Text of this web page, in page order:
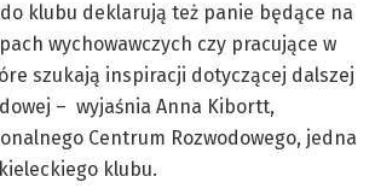
klubu deklarują też panie będące na
wychowawczych czy pracujące w
szukają inspiracji dotyczącej dalszej
– wyjaśnia Anna Kibortt,
Centrum Rozwodowego, jedna
klubu.